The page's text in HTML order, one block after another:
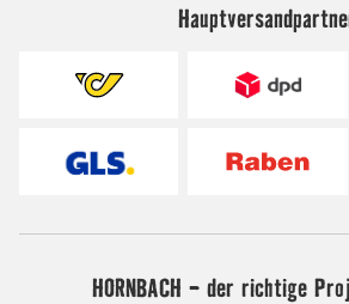
HORNBACH - der richtige